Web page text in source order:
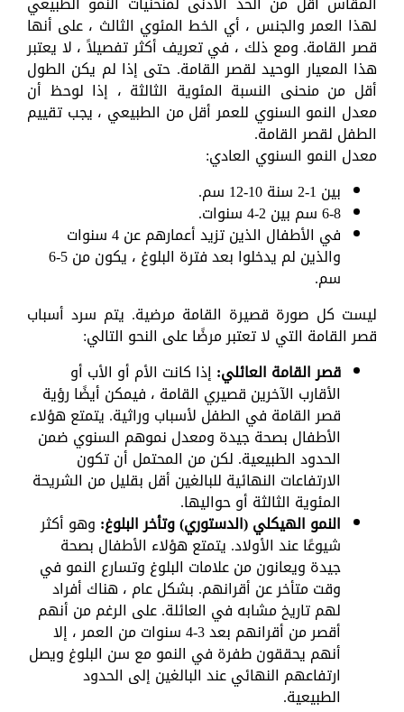
لهذا العمر والجنس ، أي الخط المئوي الثالث ، على أنها
قصر القامة. ومع ذلك ، في تعريف أكثر تفصيلاً ، لا يعتبر
هذا المعيار الوحيد لقصر القامة. حتى إذا لم يكن الطول
أقل من منحنى النسبة المئوية الثالثة ، إذا لوحظ أن
معدل النمو السنوي للعمر أقل من الطبيعي ، يجب تقييم
الطفل لقصر القامة.
معدل النمو السنوي العادي:
بين 1-2 سنة 10-12 سم.
6-8 سم بين 2-4 سنوات.
في الأطفال الذين تزيد أعمارهم عن 4 سنوات
والذين لم يدخلوا بعد فترة البلوغ ، يكون من 5-6
سم.
ليست كل صورة قصيرة القامة مرضية. يتم سرد أسباب
قصر القامة التي لا تعتبر مرضًا على النحو التالي:
قصر القامة العائلي: إذا كانت الأم أو الأب أو
الأقارب الآخرين قصيري القامة ، فيمكن أيضًا رؤية
قصر القامة في الطفل لأسباب وراثية. يتمتع هؤلاء
الأطفال بصحة جيدة ومعدل نموهم السنوي ضمن
الحدود الطبيعية. لكن من المحتمل أن تكون
الارتفاعات النهائية للبالغين أقل بقليل من الشريحة
المئوية الثالثة أو حواليها.
النمو الهيكلي (الدستوري) وتأخر البلوغ: وهو أكثر
شيوعًا عند الأولاد. يتمتع هؤلاء الأطفال بصحة
جيدة ويعانون من علامات البلوغ وتسارع النمو في
وقت متأخر عن أقرانهم. بشكل عام ، هناك أفراد
لهم تاريخ مشابه في العائلة. على الرغم من أنهم
أقصر من أقرانهم بعد 3-4 سنوات من العمر ، إلا
أنهم يحققون طفرة في النمو مع سن البلوغ ويصل
ارتفاعهم النهائي عند البالغين إلى الحدود
الطبيعية.